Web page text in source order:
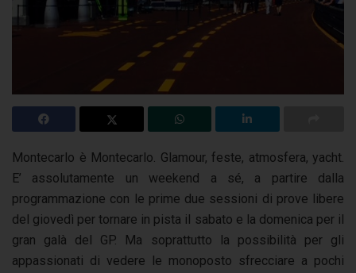
Montecarlo è Montecarlo. Glamour, feste, atmosfera, yacht.
E’ assolutamente un weekend a sé, a partire dalla
programmazione con le prime due sessioni di prove libere
del giovedì per tornare in pista il sabato e la domenica per il
gran galà del GP. Ma soprattutto la possibilità per gli
appassionati di vedere le monoposto sfrecciare a pochi